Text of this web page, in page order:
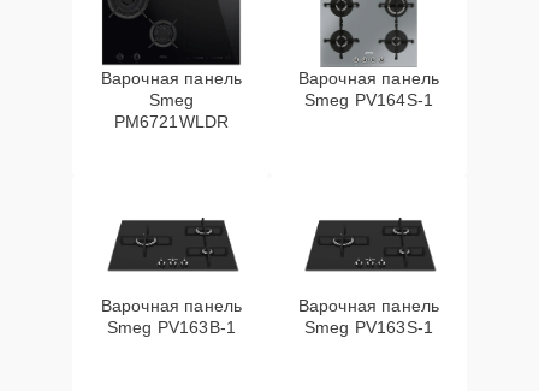
Варочная панель
Smeg
PM6721WLDR
Варочная панель
Smeg PV164S-1
Варочная панель
Smeg PV163B-1
Варочная панель
Smeg PV163S-1